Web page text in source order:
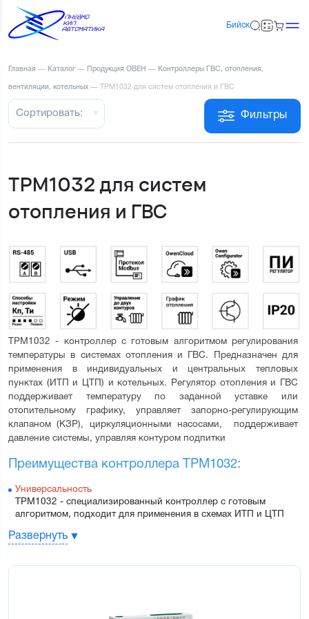
Бийск
Главная — Каталог — Продукция ОВЕН — Контроллеры ГВС, отопления,
вентиляции, котельных — ТРМ1032 для систем отопления и ГВС
Фильтры
Сортировать:
ТРМ1032 для систем
отопления и ГВС
ТРМ1032 - контроллер с готовым алгоритмом регулирования
температуры в системах отопления и ГВС. Предназначен для
применения в индивидуальных и центральных тепловых
пунктах (ИТП и ЦТП) и котельных. Регулятор отопления и ГВС
поддерживает температуру по заданной уставке или
отопительному графику, управляет запорно-регулирующим
клапаном (КЗР), циркуляционными насосами,  поддерживает
давление системы, управляя контуром подпитки
Преимущества контроллера ТРМ1032:
Универсальность
ТРМ1032 - специализированный контроллер с готовым
алгоритмом, подходит для применения в схемах ИТП и ЦТП
Безопасность
ТРМ1032 своевременно предупреждает диспетчера о
Развернуть